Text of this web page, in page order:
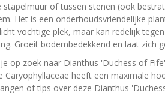
stapelmuur of tussen stenen (ook
Het is een onderhoudsvriendelijke
vochtige plek, maar kan redelijk
Groeit bodembedekkend en laat zich
op zoek naar Dianthus 'Duchess of
Caryophyllaceae heeft een maximale
of tips over deze Dianthus